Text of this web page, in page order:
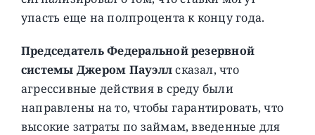
упасть еще на полпроцента к концу года.
Председатель Федеральной резервной
системы Джером Пауэллсказал, что
агрессивные действия в среду были
направлены на то, чтобы гарантировать, что
высокие затраты по займам, введенные для